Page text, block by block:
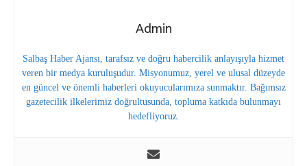
Admin
Salbaş Haber Ajansı, tarafsız ve doğru habercilik anlayışıyla hizmet
veren bir medya kuruluşudur. Misyonumuz, yerel ve ulusal düzeyde
en güncel ve önemli haberleri okuyucularımıza sunmaktır. Bağımsız
gazetecilik ilkelerimiz doğrultusunda, topluma katkıda bulunmayı
hedefliyoruz.